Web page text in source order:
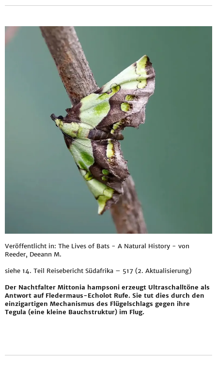
Veröffentlicht in: The Lives of Bats - A Natural History - von
Reeder, Deeann M.
siehe 14. Teil Reisebericht Südafrika – 517 (2. Aktualisierung)
Der Nachtfalter Mittonia hampsoni erzeugt Ultraschalltöne als
Antwort auf Fledermaus-Echolot Rufe. Sie tut dies durch den
einzigartigen Mechanismus des Flügelschlags gegen ihre
Tegula (eine kleine Bauchstruktur) im Flug.